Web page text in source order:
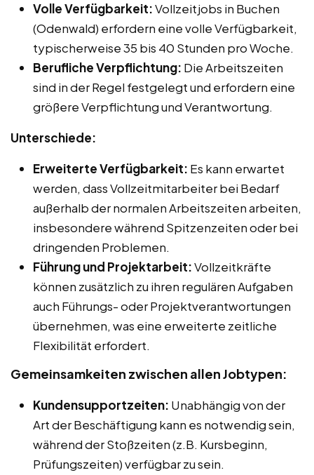
Volle Verfügbarkeit:Vollzeitjobs in Buchen
(Odenwald) erfordern eine volle Verfügbarkeit,
typischerweise 35 bis 40 Stunden pro Woche.
Berufliche Verpflichtung: Die Arbeitszeiten
sind in der Regel festgelegt und erfordern eine
größere Verpflichtung und Verantwortung.
Unterschiede:
Erweiterte Verfügbarkeit: Es kann erwartet
werden, dass Vollzeitmitarbeiter bei Bedarf
außerhalb der normalen Arbeitszeiten arbeiten,
insbesondere während Spitzenzeiten oder bei
dringenden Problemen.
Führung und Projektarbeit:Vollzeitkräfte
können zusätzlich zu ihren regulären Aufgaben
auch Führungs- oder Projektverantwortungen
übernehmen, was eine erweiterte zeitliche
Flexibilität erfordert.
Gemeinsamkeiten zwischen allen Jobtypen:
Kundensupportzeiten: Unabhängig von der
Art der Beschäftigung kann es notwendig sein,
während der Stoßzeiten (z.B. Kursbeginn,
Prüfungszeiten) verfügbar zu sein.